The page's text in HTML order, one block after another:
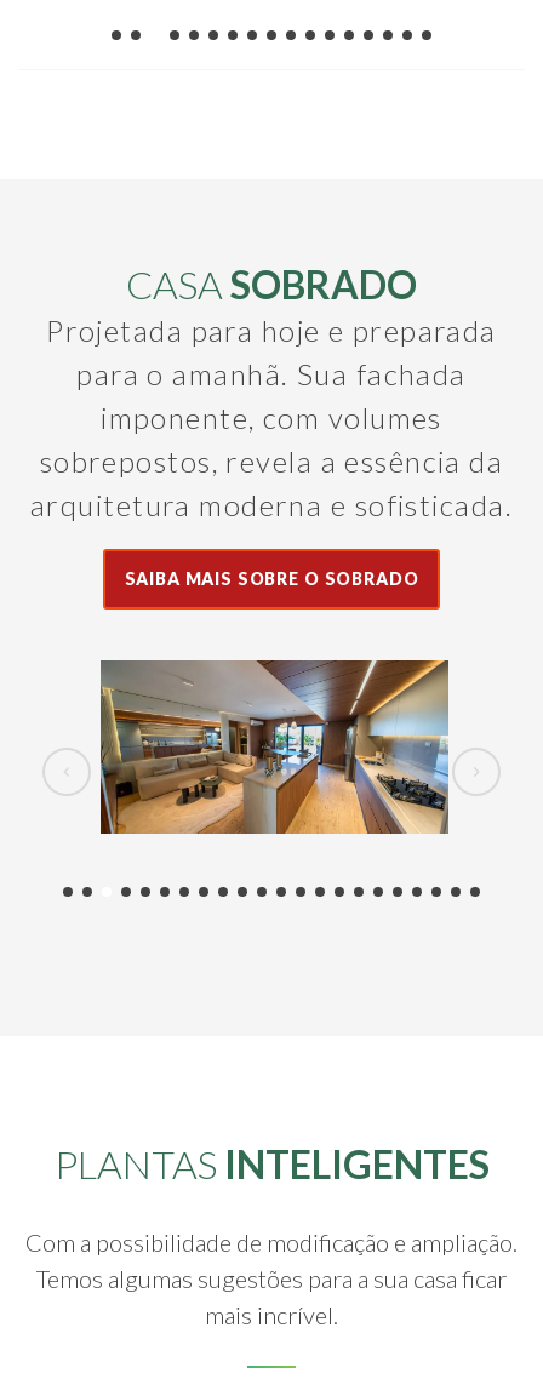
CASASOBRADO
Projetada para hoje e preparada
para o amanhã. Sua fachada
imponente, com volumes
sobrepostos, revela a essência da
arquitetura moderna e sofisticada.
SAIBA MAIS SOBRE O SOBRADO
PLANTAS INTELIGENTES
Com a possibilidade de modificação e ampliação.
Temos algumas sugestões para a sua casa ficar
mais incrível.